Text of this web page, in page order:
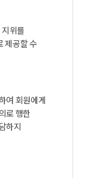
위를
제공할 수
여 회원에게
로 행한
하지